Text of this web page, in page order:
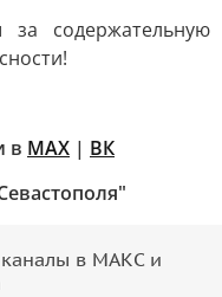
содержательную
в MAX | ВК
в МАКС и